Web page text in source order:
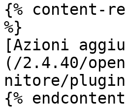
{% content-ref
%}
[Azioni
(/2.4.40/
nitore/
{%